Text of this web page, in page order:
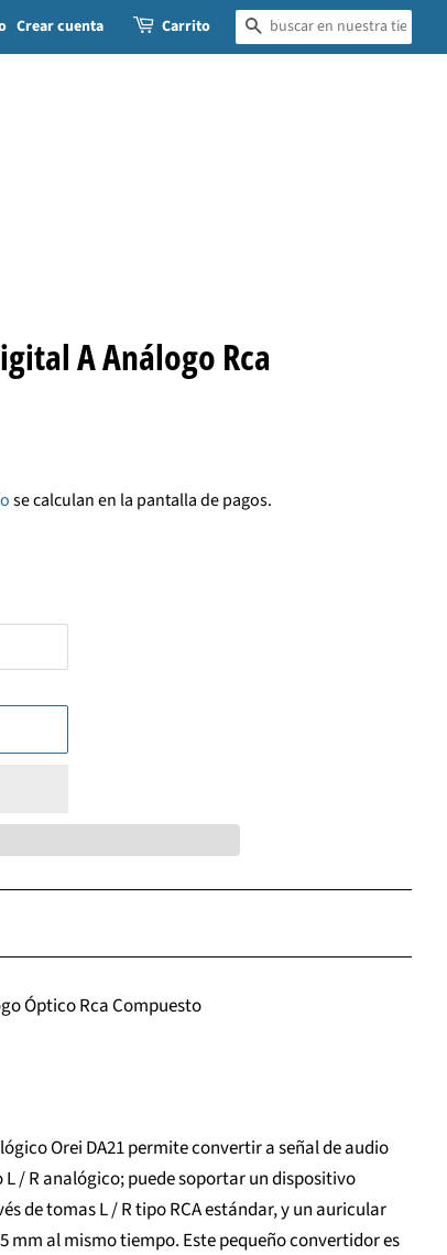
Crear cuenta Carrito BUSCAR
A Análogo Rca
se calculan en la pantalla de pagos.
Óptico Rca Compuesto
Orei DA21 permite convertir a señal de audio
/ R analógico; puede soportar un dispositivo
de tomas L / R tipo RCA estándar, y un auricular
mm al mismo tiempo. Este pequeño convertidor es